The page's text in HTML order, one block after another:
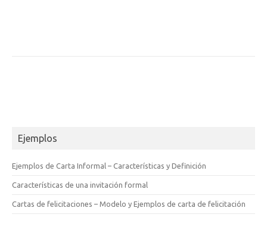
Ejemplos
Ejemplos de Carta Informal – Características y Definición
Características de una invitación formal
Cartas de felicitaciones – Modelo y Ejemplos de carta de felicitación